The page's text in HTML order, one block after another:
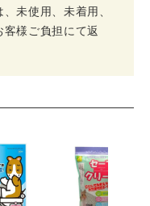
未使用、未着用、
様ご負担にて返